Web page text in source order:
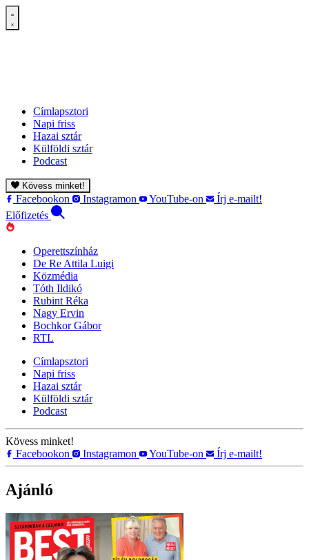
Címlapsztori
Napi friss
Hazai sztár
Külföldi sztár
Podcast
Kövess minket!
Facebookon Instagramon YouTube-on
Írj e-mailt!
Előfizetés
Operettszínház
De Re Attila Luigi
Közmédia
Tóth Ildikó
Rubint Réka
Nagy Ervin
Bochkor Gábor
RTL
Címlapsztori
Napi friss
Hazai sztár
Külföldi sztár
Podcast
Kövess minket!
Facebookon
Instagramon YouTube-on Írj e-mailt!
Ajánló